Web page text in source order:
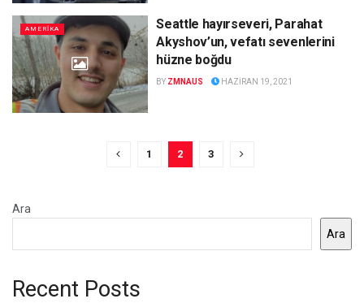
AMERİKA
Seattle hayırseveri, Parahat
Akyshov’un, vefatı sevenlerini
hüzne boğdu
BY ZMNAUS HAZIRAN 19, 2021
1 2 3
Ara
Ara
Recent Posts